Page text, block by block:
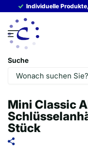
Individuelle Produkte,
Individuelle Produkte,
Suche
Mini Classic
Stück